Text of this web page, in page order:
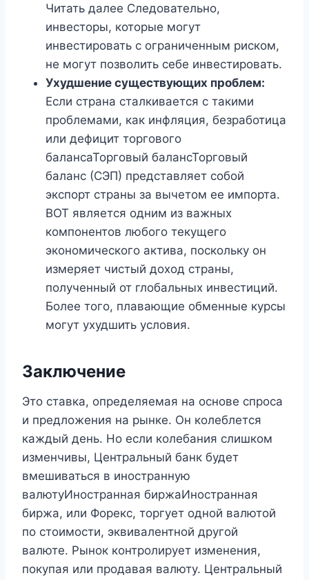
Читать далее Следовательно,
инвесторы, которые могут
инвестировать с ограниченным риском,
не могут позволить себе инвестировать.
Ухудшение существующих проблем:
Если страна сталкивается с такими
проблемами, как инфляция, безработица
или дефицит торгового
балансаТорговый балансТорговый
баланс (СЭП) представляет собой
экспорт страны за вычетом ее импорта.
BOT является одним из важных
компонентов любого текущего
экономического актива, поскольку он
измеряет чистый доход страны,
полученный от глобальных инвестиций.
Более того, плавающие обменные курсы
могут ухудшить условия.
Заключение
Это ставка, определяемая на основе спроса
и предложения на рынке. Он колеблется
каждый день. Но если колебания слишком
изменчивы, Центральный банк будет
вмешиваться в иностранную
валютуИностранная биржаИностранная
биржа, или Форекс, торгует одной валютой
по стоимости, эквивалентной другой
валюте. Рынок контролирует изменения,
покупая или продавая валюту. Центральный